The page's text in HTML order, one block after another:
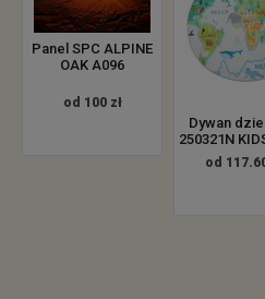
Panel SPC ALPINE
OAK A096
od 100 zł
Dywan
250321N
od